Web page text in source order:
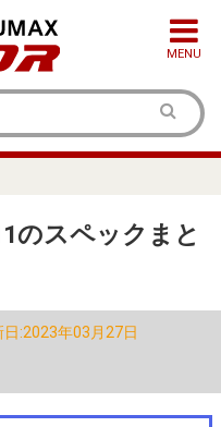
MENU
のスペックまと
日:2023年03月27日